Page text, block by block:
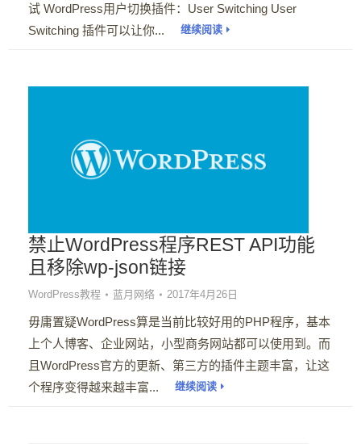
试 WordPress用户切换插件：User Switching User
Switching 插件可以让你...
继续阅读
禁止WordPress程序REST API功能
且移除wp-json链接
WordPress教程 蓝月网络 2017年4月26日
毋庸置疑WordPress算是当前比较好用的PHP程序，基本
上个人博客、企业网站，小型商务网站都可以使用到。而
且WordPress官方的更新、第三方的插件主题丰富，让这
个程序变得越来越丰富...
继续阅读